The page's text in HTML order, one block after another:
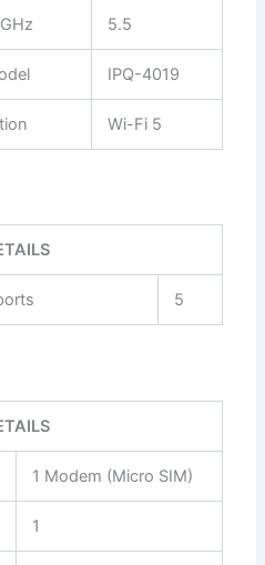
5.5
IPQ-4019
Wi-Fi 5
5
1 Modem (Micro SIM)
1